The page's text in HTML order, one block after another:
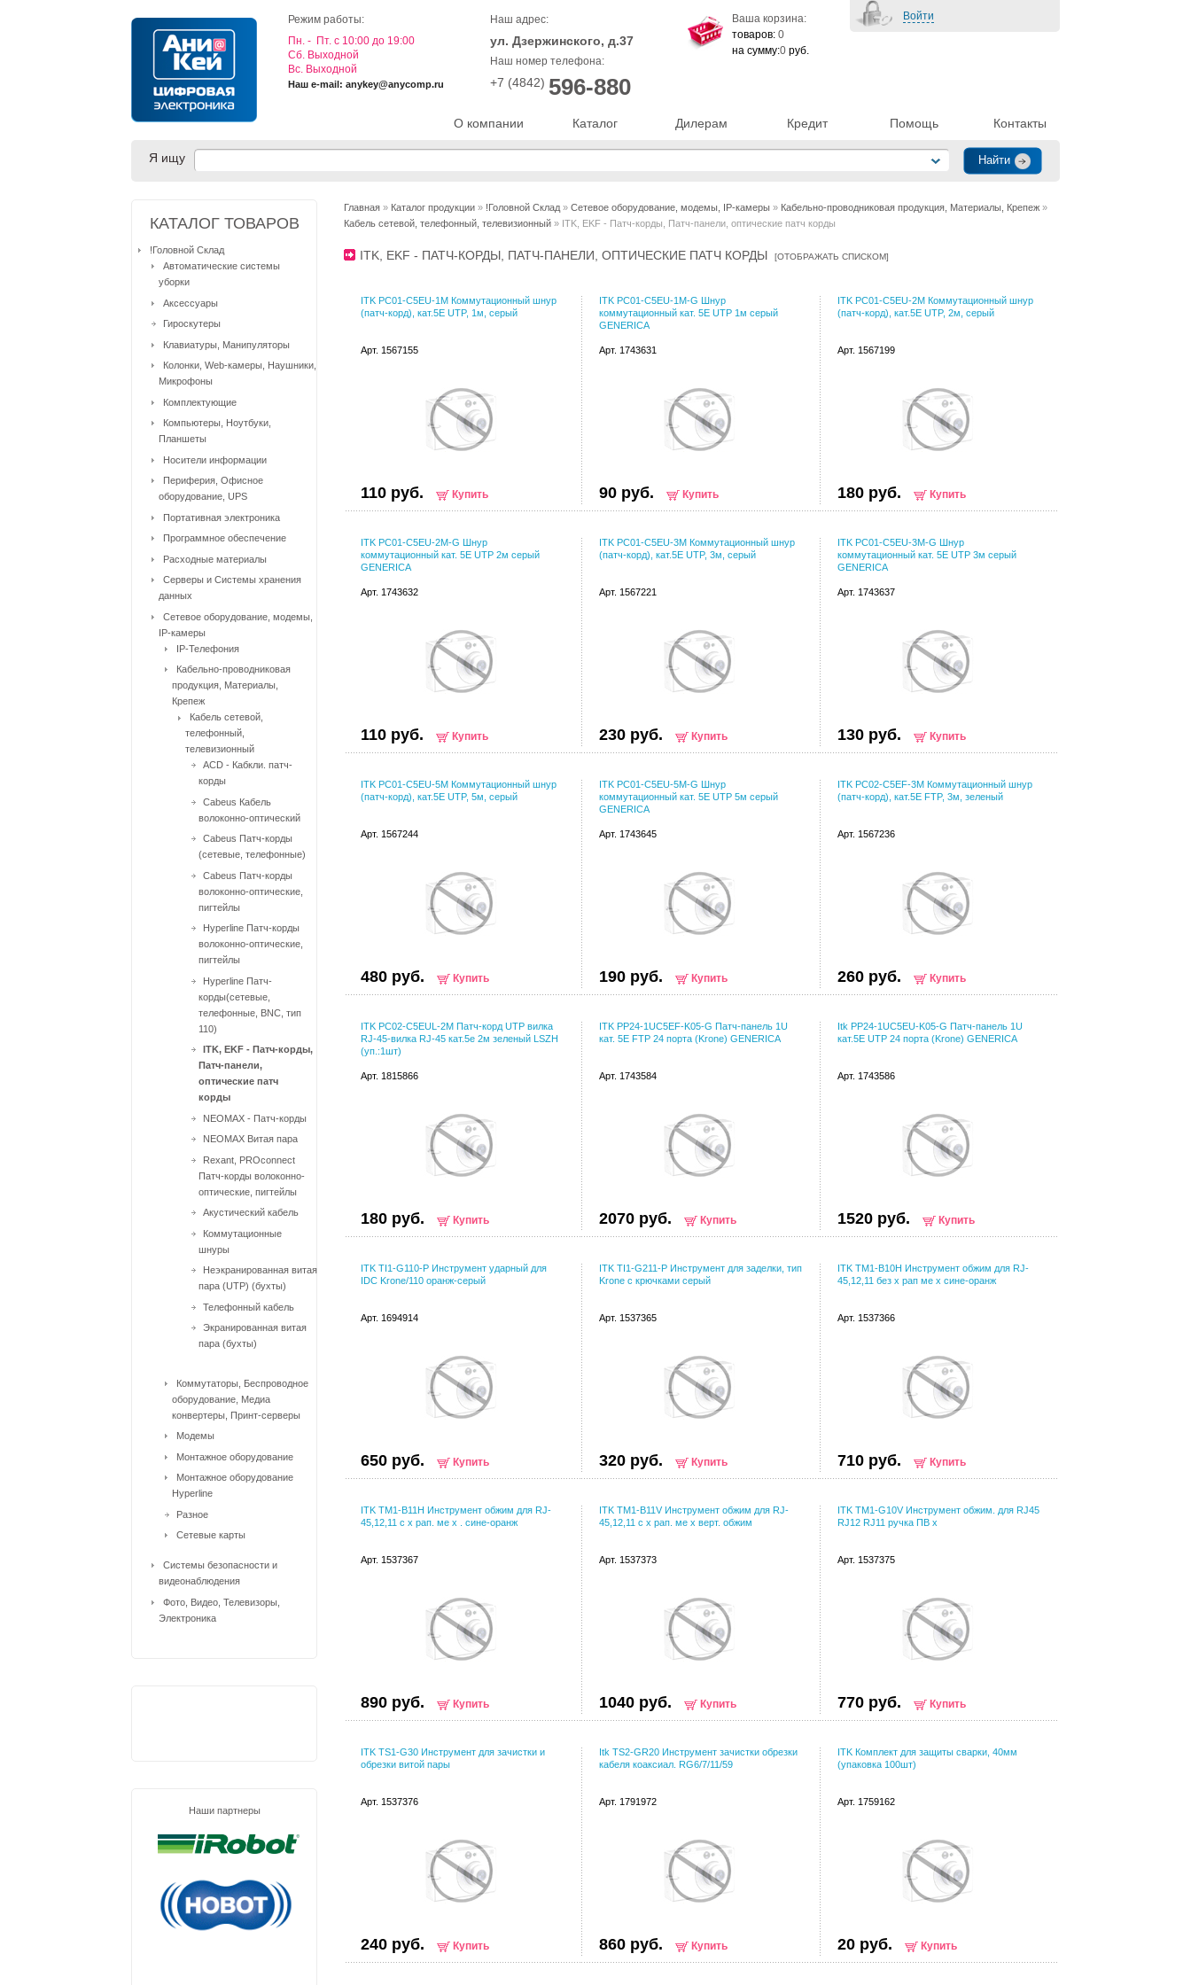
О компании Каталог Дилерам Кредит Помощь Контакты
Режим работы:
Пн. - Пт. с 10:00 до 19:00
Cб. Выходной
Вс. Выходной
Наш e-mail: anykey@anycomp.ru
Наш адрес:
ул. Дзержинского, д.37
Наш номер телефона:
+7 (4842) 596-880
Войти
Ваша корзина:
товаров: 0
на сумму:0 руб.
Я ищу
Главная » Каталог продукции » !Головной Склад » Сетевое оборудование, модемы, IP-камеры » Кабельно-проводниковая продукция, Материалы, Крепеж »
Кабель сетевой, телефонный, телевизионный » ITK, EKF - Патч-корды, Патч-панели, оптические патч корды
ITK, EKF - ПАТЧ-КОРДЫ, ПАТЧ-ПАНЕЛИ, ОПТИЧЕСКИЕ ПАТЧ КОРДЫ [ОТОБРАЖАТЬ СПИСКОМ]
ITK PC01-C5EU-1M Коммутационный шнур
(патч-корд), кат.5Е UTP, 1м, серый
Арт. 1567155
110 руб. Купить
ITK PC01-C5EU-1M-G Шнур
коммутационный кат. 5Е UTP 1м серый
GENERICA
Арт. 1743631
90 руб. Купить
ITK PC01-C5EU-2M Коммутационный шнур
(патч-корд), кат.5Е UTP, 2м, серый
Арт. 1567199
180 руб. Купить
ITK PC01-C5EU-2M-G Шнур
коммутационный кат. 5Е UTP 2м серый
GENERICA
Арт. 1743632
110 руб. Купить
ITK PC01-C5EU-3M Коммутационный шнур
(патч-корд), кат.5Е UTP, 3м, серый
Арт. 1567221
230 руб. Купить
ITK PC01-C5EU-3M-G Шнур
коммутационный кат. 5Е UTP 3м серый
GENERICA
Арт. 1743637
130 руб. Купить
ITK PC01-C5EU-5M Коммутационный шнур
(патч-корд), кат.5Е UTP, 5м, серый
Арт. 1567244
480 руб. Купить
ITK PC01-C5EU-5M-G Шнур
коммутационный кат. 5Е UTP 5м серый
GENERICA
Арт. 1743645
190 руб. Купить
ITK PC02-C5EF-3M Коммутационный шнур
(патч-корд), кат.5Е FTP, 3м, зеленый
Арт. 1567236
260 руб. Купить
ITK PC02-C5EUL-2M Патч-корд UTP вилка
RJ-45-вилка RJ-45 кат.5е 2м зеленый LSZH
(уп.:1шт)
Арт. 1815866
180 руб. Купить
ITK PP24-1UC5EF-K05-G Патч-панель 1U
кат. 5Е FTP 24 порта (Krone) GENERICA
Арт. 1743584
2070 руб. Купить
Itk PP24-1UC5EU-K05-G Патч-панель 1U
кат.5E UTP 24 порта (Krone) GENERICA
Арт. 1743586
1520 руб. Купить
ITK TI1-G110-P Инструмент ударный для
IDC Krone/110 оранж-серый
Арт. 1694914
650 руб. Купить
ITK TI1-G211-P Инструмент для заделки, тип
Krone с крючками серый
Арт. 1537365
320 руб. Купить
ITK TM1-B10H Инструмент обжим для RJ-
45,12,11 без x рап ме x сине-оранж
Арт. 1537366
710 руб. Купить
ITK TM1-B11H Инструмент обжим для RJ-
45,12,11 с x рап. ме x . сине-оранж
Арт. 1537367
890 руб. Купить
ITK TM1-B11V Инструмент обжим для RJ-
45,12,11 с x рап. ме x верт. обжим
Арт. 1537373
1040 руб. Купить
ITK TM1-G10V Инструмент обжим. для RJ45
RJ12 RJ11 ручка ПВ x
Арт. 1537375
770 руб. Купить
ITK TS1-G30 Инструмент для зачистки и
обрезки витой пары
Арт. 1537376
240 руб. Купить
Itk TS2-GR20 Инструмент зачистки обрезки
кабеля коаксиал. RG6/7/11/59
Арт. 1791972
860 руб. Купить
ITK Комплект для защиты сварки, 40мм
(упаковка 100шт)
Арт. 1759162
20 руб. Купить
КАТАЛОГ ТОВАРОВ
!Головной Склад
Автоматические системы
уборки
Аксессуары
Гироскутеры
Клавиатуры, Манипуляторы
Колонки, Web-камеры, Наушники,
Микрофоны
Комплектующие
Компьютеры, Ноутбуки,
Планшеты
Носители информации
Периферия, Офисное
оборудование, UPS
Портативная электроника
Программное обеспечение
Расходные материалы
Серверы и Системы хранения
данных
Сетевое оборудование, модемы,
IP-камеры
IP-Телефония
Кабельно-проводниковая
продукция, Материалы,
Крепеж
Кабель сетевой,
телефонный,
телевизионный
ACD - Кабкли. патч-
корды
Cabeus Кабель
волоконно-оптический
Cabeus Патч-корды
(сетевые, телефонные)
Cabeus Патч-корды
волоконно-оптические,
пигтейлы
Hyperline Патч-корды
волоконно-оптические,
пигтейлы
Hyperline Патч-
корды(сетевые,
телефонные, BNC, тип
110)
ITK, EKF - Патч-корды,
Патч-панели,
оптические патч
корды
NEOMAX - Патч-корды
NEOMAX Витая пара
Rexant, PROconnect
Патч-корды волоконно-
оптические, пигтейлы
Акустический кабель
Коммутационные
шнуры
Неэкранированная витая
пара (UTP) (бухты)
Телефонный кабель
Экранированная витая
пара (бухты)
Коммутаторы, Беспроводное
оборудование, Медиа
конвертеры, Принт-серверы
Модемы
Монтажное оборудование
Монтажное оборудование
Hyperline
Разное
Сетевые карты
Системы безопасности и
видеонаблюдения
Фото, Видео, Телевизоры,
Электроника
Наши партнеры